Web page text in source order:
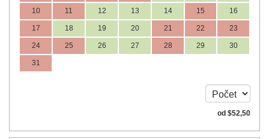
10 11 12 13 14 15 16
17 18 19 20 21 22 23
24 25 26 27 28 29 30
31
od $52,50